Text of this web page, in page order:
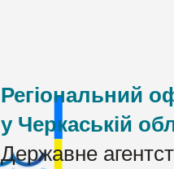
Регіональний
у Черкаській
Державне